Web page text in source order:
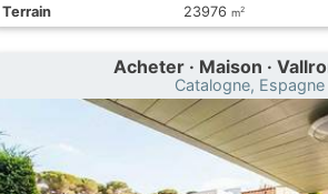
Terrain 23976 m2
Acheter · Maison ·
Catalogne, Espagne